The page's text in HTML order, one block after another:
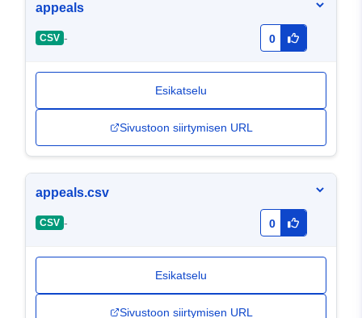
appeals
CSV - 0
Esikatselu
Sivustoon siirtymisen URL
appeals.csv
CSV - 0
Esikatselu
Sivustoon siirtymisen URL